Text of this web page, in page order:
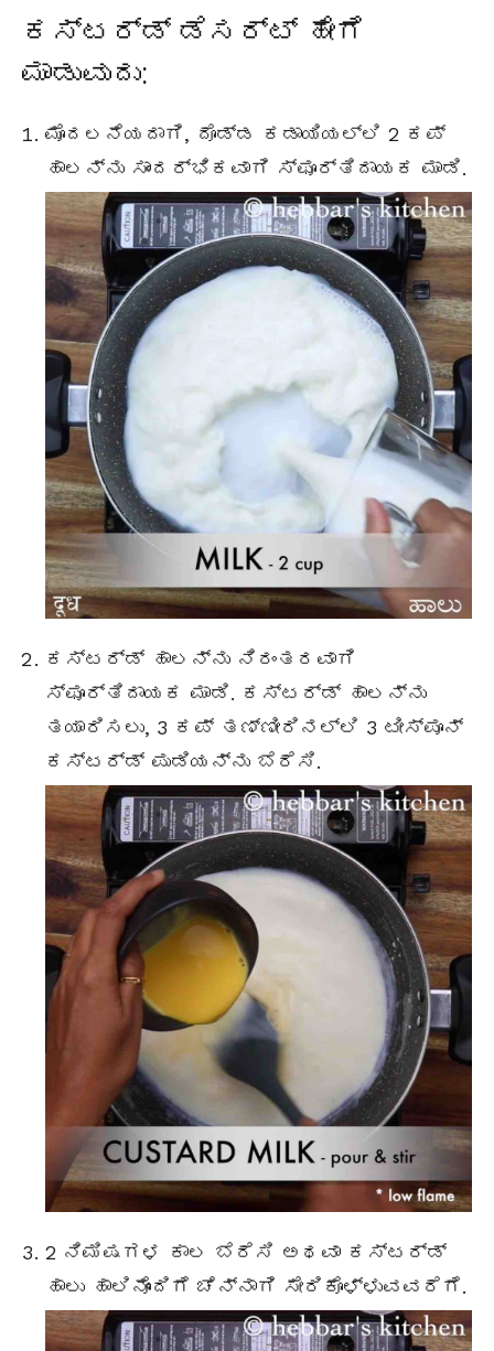
ಕಸ್ಟರ್ಡ್ ಡೆಸರ್ಟ್ ಹೇಗೆ
ಮಾಡುವುದು:
ಮೊದಲನೆಯದಾಗಿ, ದೊಡ್ಡ ಕಡಾಯಿಯಲ್ಲಿ 2 ಕಪ್
ಹಾಲನ್ನು ಸಾಂದರ್ಭಿಕವಾಗಿ ಸ್ಫೂರ್ತಿದಾಯಕ ಮಾಡಿ.
ಕಸ್ಟರ್ಡ್ ಹಾಲನ್ನು ನಿರಂತರವಾಗಿ
ಸ್ಫೂರ್ತಿದಾಯಕ ಮಾಡಿ. ಕಸ್ಟರ್ಡ್ ಹಾಲನ್ನು
ತಯಾರಿಸಲು, 3 ಕಪ್ ತಣ್ಣೀರಿನಲ್ಲಿ 3 ಟೀಸ್ಪೂನ್
ಕಸ್ಟರ್ಡ್ ಪುಡಿಯನ್ನು ಬೆರೆಸಿ.
2 ನಿಮಿಷಗಳ ಕಾಲ ಬೆರೆಸಿ ಅಥವಾ ಕಸ್ಟರ್ಡ್
ಹಾಲು ಹಾಲಿನೊಂದಿಗೆ ಚೆನ್ನಾಗಿ ಸೇರಿಕೊಳ್ಳುವವರೆಗೆ.